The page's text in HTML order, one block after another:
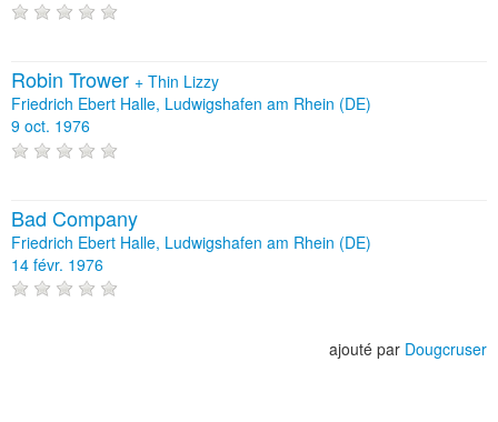
Robin Trower + Thin Lizzy
Friedrich Ebert Halle, Ludwigshafen am Rhein (DE)
9 oct. 1976
Bad Company
Friedrich Ebert Halle, Ludwigshafen am Rhein (DE)
14 févr. 1976
ajouté par Dougcruser